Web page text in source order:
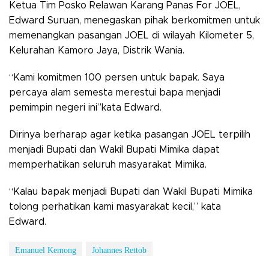
Ketua Tim Posko Relawan Karang Panas For JOEL,
Edward Suruan, menegaskan pihak berkomitmen untuk
memenangkan pasangan JOEL di wilayah Kilometer 5,
Kelurahan Kamoro Jaya, Distrik Wania.
“Kami komitmen 100 persen untuk bapak. Saya
percaya alam semesta merestui bapa menjadi
pemimpin negeri ini”kata Edward.
Dirinya berharap agar ketika pasangan JOEL terpilih
menjadi Bupati dan Wakil Bupati Mimika dapat
memperhatikan seluruh masyarakat Mimika.
“Kalau bapak menjadi Bupati dan Wakil Bupati Mimika
tolong perhatikan kami masyarakat kecil,” kata
Edward.
Emanuel Kemong Johannes Rettob